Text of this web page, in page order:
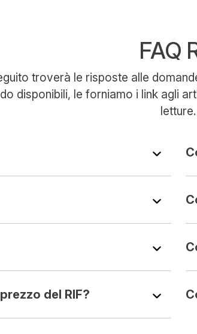
FAQ
troverà le risposte alle
disponibili, le forniamo i link agli
letture.
del RIF?